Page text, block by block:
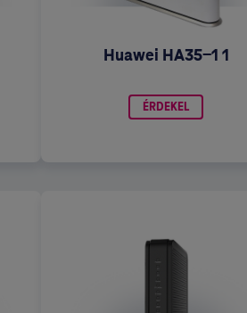
Huawei HA35-1 1
ÉRDEKEL